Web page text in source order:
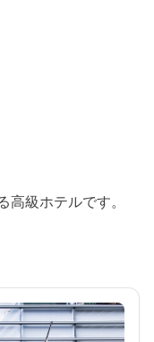
高級ホテルです。